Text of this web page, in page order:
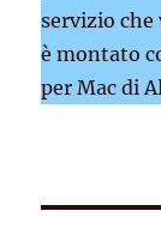
servizio che
è montato
per Mac di